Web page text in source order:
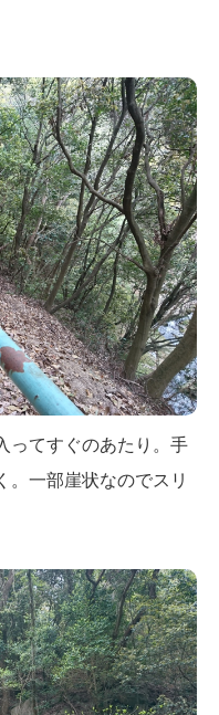
ってすぐのあたり。手
。一部崖状なのでスリ